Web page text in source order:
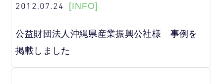
2012.07.24 [INFO]
公益財団法人沖縄県産業振興公社様 事例を
掲載しました